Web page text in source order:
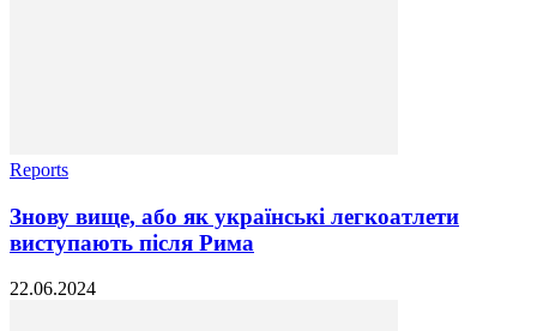
Reports
Знову вище, або як українські легкоатлети
виступають після Рима
22.06.2024